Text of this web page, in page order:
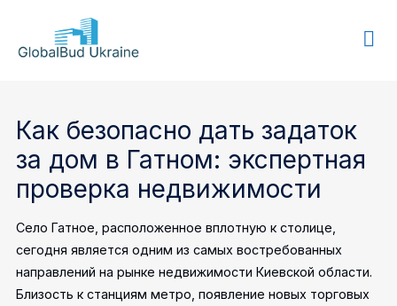
GLOBALBUD
Как безопасно дать задаток
за дом в Гатном: экспертная
проверка недвижимости
Село Гатное, расположенное вплотную к столице,
сегодня является одним из самых востребованных
направлений на рынке недвижимости Киевской области.
Близость к станциям метро, появление новых торговых